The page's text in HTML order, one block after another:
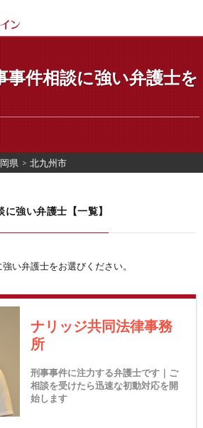
事件相談に強い弁護士を
県 > 北九州市
強い弁護士【一覧】
い弁護士をお選びください。
ナリッジ共同法律事務
所
刑事事件に注力する弁護士です｜ご
相談を受けたら迅速な初動対応を開
始します